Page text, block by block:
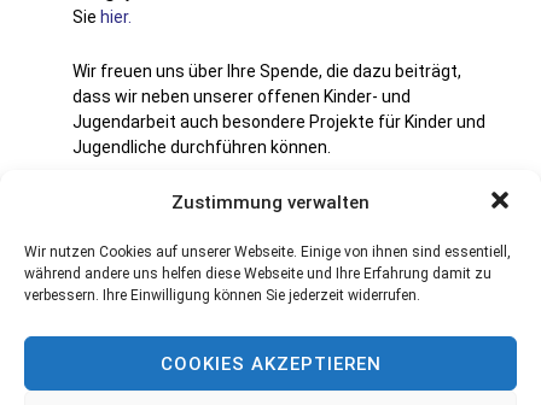
Zustimmung verwalten
Wir nutzen Cookies auf unserer Webseite. Einige von ihnen sind essentiell,
während andere uns helfen diese Webseite und Ihre Erfahrung damit zu
verbessern. Ihre Einwilligung können Sie jederzeit widerrufen.
COOKIES AKZEPTIEREN
Sie hier.
Wir freuen uns über Ihre Spende, die dazu beiträgt,
dass wir neben unserer offenen Kinder- und
Jugendarbeit auch besondere Projekte für Kinder und
Jugendliche durchführen können.
Sparkasse Altötting – Mühldorf
SWIFT-BIC: BYLADEM1MDF
Über den Bayerischen Jugendring führt der
Gemeinnützigkeit und ist berechtigt,